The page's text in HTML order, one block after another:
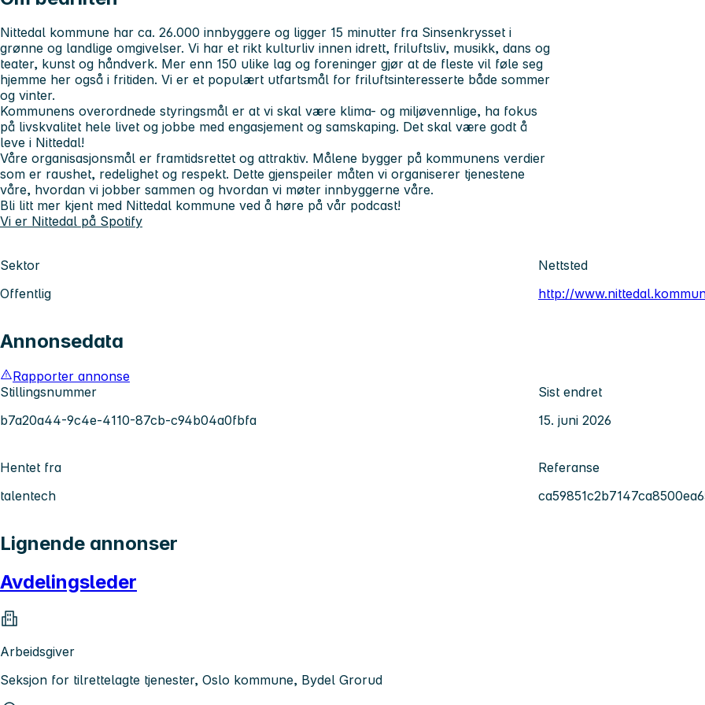
Nittedal kommune har ca. 26.000 innbyggere og ligger 15 minutter fra Sinsenkrysset i
grønne og landlige omgivelser. Vi har et rikt kulturliv innen idrett, friluftsliv, musikk, dans og
teater, kunst og håndverk. Mer enn 150 ulike lag og foreninger gjør at de fleste vil føle seg
hjemme her også i fritiden. Vi er et populært utfartsmål for friluftsinteresserte både sommer
og vinter.
Kommunens overordnede styringsmål er at vi skal være klima- og miljøvennlige, ha fokus
på livskvalitet hele livet og jobbe med engasjement og samskaping. Det skal være godt å
leve i Nittedal!
Våre organisasjonsmål er framtidsrettet og attraktiv. Målene bygger på kommunens verdier
som er raushet, redelighet og respekt. Dette gjenspeiler måten vi organiserer tjenestene
våre, hvordan vi jobber sammen og hvordan vi møter innbyggerne våre.
Bli litt mer kjent med Nittedal kommune ved å høre på vår podcast!
Vi er Nittedal på Spotify
Sektor
Offentlig
Nettsted
http://
Annonsedata
Rapporter annonse
Stillingsnummer
b7a20a44-9c4e-4110-87cb-c94b04a0fbfa
Sist endret
15. juni 2026
Hentet fra
talentech
Referanse
Lignende annonser
Avdelingsleder
Arbeidsgiver
Seksjon for tilrettelagte tjenester, Oslo kommune, Bydel Grorud